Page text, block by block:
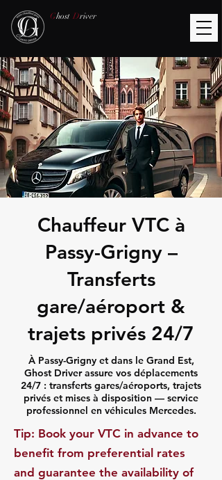
Ghost Driver
Chauffeur VTC à
Passy-Grigny –
Transferts
gare/aéroport &
trajets privés 24/7
À Passy-Grigny et dans le Grand Est,
Ghost Driver assure vos déplacements
24/7 : transferts gares/aéroports, trajets
privés et mises à disposition — service
professionnel en véhicules Mercedes.
​Tip: Book your VTC in advance to
benefit from preferential rates
and guarantee the availability of